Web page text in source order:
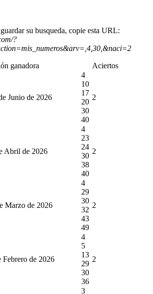
su busqueda, copie esta URL:
?
ganadora Aciertos
Junio de 2026
4
10
17
20
30
40
2
Abril de 2026
4
23
24
30
38
40
2
Marzo de 2026
4
29
30
32
43
49
2
Febrero de 2026
4
5
13
29
30
36
2
3